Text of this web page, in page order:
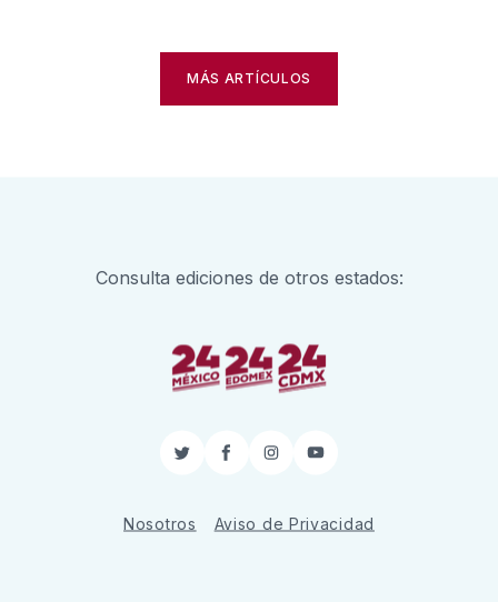
MÁS ARTÍCULOS
Consulta ediciones de otros estados:
TwitterFacebook
InstagramYouTube
Nosotros Aviso de Privacidad